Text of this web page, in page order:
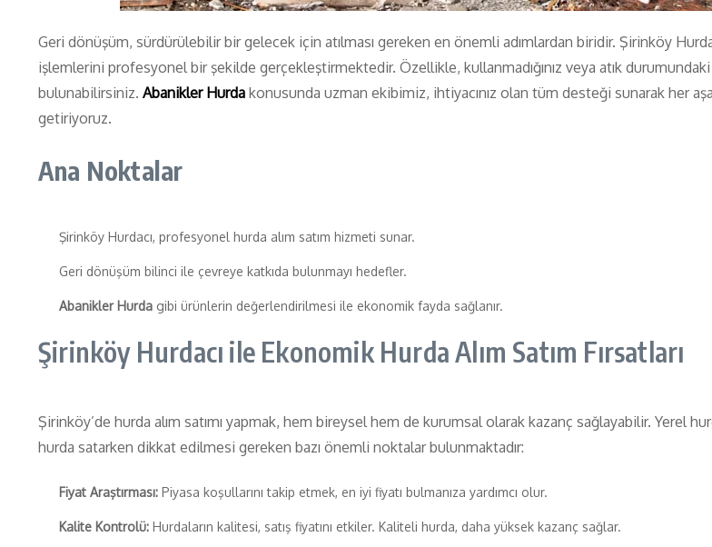
Geri dönüşüm, sürdürülebilir bir gelecek için atılması gereken en önemli adımlardan biridir. Şirinköy
işlemlerini profesyonel bir şekilde gerçekleştirmektedir. Özellikle, kullanmadığınız veya atık
bulunabilirsiniz. Abanikler Hurda konusunda uzman ekibimiz, ihtiyacınız olan tüm desteği sunarak her
getiriyoruz.
Ana Noktalar
Şirinköy Hurdacı, profesyonel hurda alım satım hizmeti sunar.
Geri dönüşüm bilinci ile çevreye katkıda bulunmayı hedefler.
Abanikler Hurda gibi ürünlerin değerlendirilmesi ile ekonomik fayda sağlanır.
Şirinköy Hurdacı ile Ekonomik Hurda Alım Satım Fırsatları
Şirinköy’de hurda alım satımı yapmak, hem bireysel hem de kurumsal olarak kazanç sağlayabilir. Yerel
hurda satarken dikkat edilmesi gereken bazı önemli noktalar bulunmaktadır:
Fiyat Araştırması: Piyasa koşullarını takip etmek, en iyi fiyatı bulmanıza yardımcı olur.
Kalite Kontrolü: Hurdaların kalitesi, satış fiyatını etkiler. Kaliteli hurda, daha yüksek kazanç sağlar.